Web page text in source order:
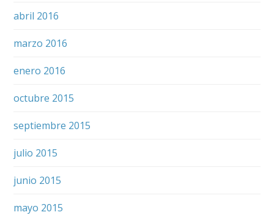
abril 2016
marzo 2016
enero 2016
octubre 2015
septiembre 2015
julio 2015
junio 2015
mayo 2015